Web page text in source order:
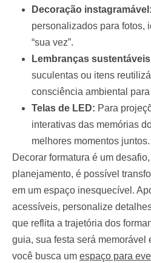
Decoração instagramável:
personalizados para fotos,
“sua vez”.
Lembranças
suculentas ou itens
consciência ambiental
Telas de LED: Para
interativas das memórias
melhores momentos juntos.
Decorar formatura é um
planejamento, é possível
em um espaço inesquecível.
acessíveis, personalize
que reflita a trajetória dos
guia, sua festa será memorável
você busca um espaço para